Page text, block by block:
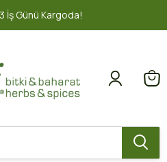
2000 TL ve üzeri ÜCRETSİZ KARGO
1 2